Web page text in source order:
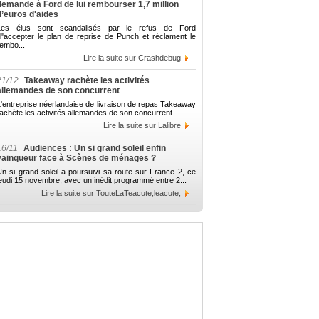
à Ford de lui rembourser 1,7 million
d'aides
élus sont scandalisés par le refus de Ford
le plan de reprise de Punch et réclament le
Lire la suite sur Crashdebug
12 Takeaway rachète les activités
de son concurrent
néerlandaise de livraison de repas Takeaway
les activités allemandes de son concurrent...
Lire la suite sur Lalibre
11
Audiences : Un si grand soleil enfin
face à Scènes de ménages ?
si grand soleil a poursuivi sa route sur France 2, ce
15 novembre, avec un inédit programmé entre 2...
Lire la suite sur TouteLaTeacute;leacute;